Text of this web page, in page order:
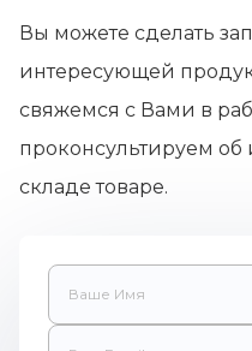
Вы можете сделать
интересующей
свяжемся с Вами в
проконсультируем
складе товаре.